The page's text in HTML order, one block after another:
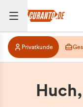
Privatkunde